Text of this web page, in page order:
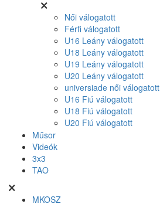
Női válogatott
Férfi válogatott
U16 Leány válogatott
U18 Leány válogatott
U19 Leány válogatott
U20 Leány válogatott
universiade női válogatott
U16 Fiú válogatott
U18 Fiú válogatott
U20 Fiú válogatott
Műsor
Videók
3x3
TAO
MKOSZ